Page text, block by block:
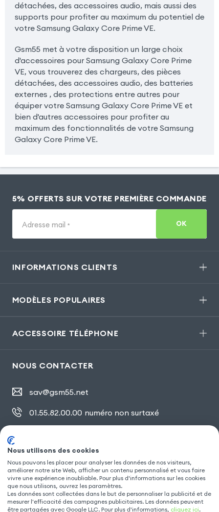
détachées, des accessoires audio, mais aussi des
supports pour profiter au maximum du potentiel de
votre Samsung Galaxy Core Prime VE.
Gsm55 met à votre disposition un large choix
d'accessoires pour Samsung Galaxy Core Prime
VE, vous trouverez des chargeurs, des pièces
détachées, des accessoires audio, des batteries
externes , des protections entre autres pour
équiper votre Samsung Galaxy Core Prime VE et
bien d'autres accessoires pour profiter au
maximum des fonctionnalités de votre Samsung
Galaxy Core Prime VE.
5% OFFERTS SUR VOTRE PREMIÈRE COMMANDE
Adresse mail * OK
INFORMATIONS CLIENTS
MODÈLES POPULAIRES
ACCESSOIRE TÉLÉPHONE
NOUS CONTACTER
sav@gsm55.net
01.55.82.00.00 numéro non surtaxé
SUIVEZ NOUS
Nous utilisons des cookies
Nous pouvons les placer pour analyser les données de nos visiteurs,
améliorer notre site Web, afficher un contenu personnalisé et vous faire
vivre une expérience inoubliable. Pour plus d'informations sur les cookies
que nous utilisons, ouvrez les paramètres.
Les données sont collectées dans le but de personnaliser la publicité et de
mesurer l'efficacité des campagnes publicitaires. Les données peuvent
être partagées avec Google LLC. Pour plus d'informations, cliquez ici.